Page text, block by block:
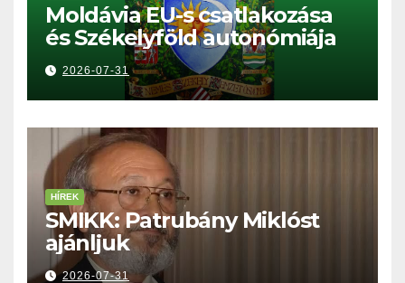
Moldávia EU-s csatlakozása
és Székelyföld autonómiája
2026-07-31
HÍREK
SMIKK: Patrubány Miklóst
ajánljuk
2026-07-31